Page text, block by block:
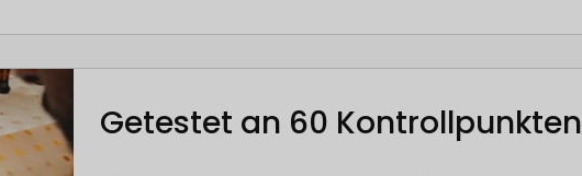
Getestet an 60 Kontrollpunkten